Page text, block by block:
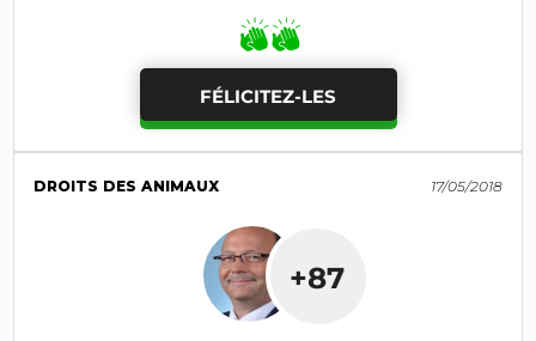
FÉLICITEZ-LES
DROITS DES ANIMAUX 17/05/2018
+87